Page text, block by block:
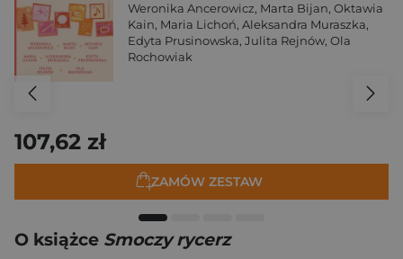
Weronika Ancerowicz, Marta Bijan, Oktawia
Kain, Maria Lichoń, Aleksandra Muraszka,
Edyta Prusinowska, Julita Rejnów, Ola
Rochowiak
107,62 zł
ZAMÓW ZESTAW
O książce Smoczy rycerz